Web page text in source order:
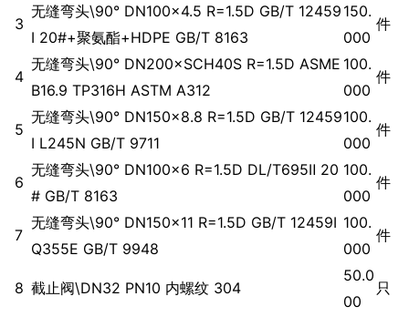
3
无缝弯头\90° DN100×4.5 R=1.5D GB/T 12459
Ⅰ 20#+聚氨酯+HDPE GB/T 8163
150.
000
件
4
无缝弯头\90° DN200×SCH40S R=1.5D ASME
B16.9 TP316H ASTM A312
100.
000
件
5
无缝弯头\90° DN150×8.8 R=1.5D GB/T 12459
Ⅰ L245N GB/T 9711
100.
000
件
6
无缝弯头\90° DN100×6 R=1.5D DL/T695Ⅱ 20
# GB/T 8163
100.
000
件
7
无缝弯头\90° DN150×11 R=1.5D GB/T 12459Ⅰ
Q355E GB/T 9948
100.
000
件
8 截止阀\DN32 PN10 内螺纹 304
50.0
00
只